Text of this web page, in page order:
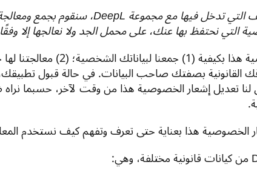
التي نحتفظ بها عنك، على محمل الجد ولا نعالجها إلا
الخصوصية هذا بعناية حتى تعرف وتفهم كيف نستخدم